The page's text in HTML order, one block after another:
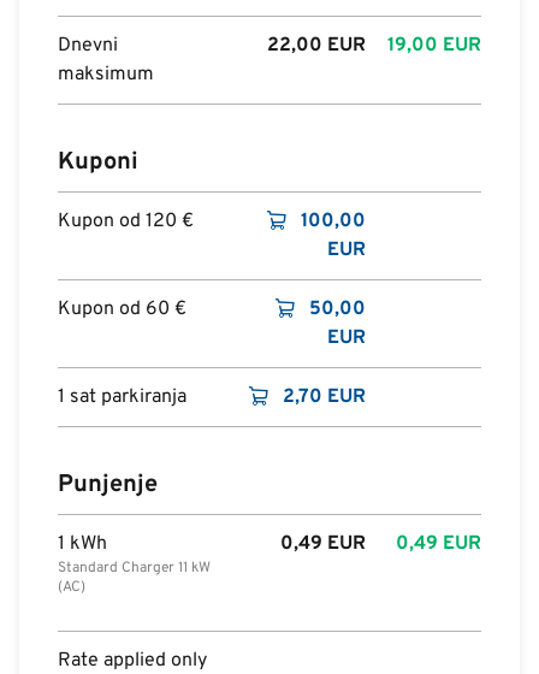
Dnevni
maksimum
22,00 EUR 19,00 EUR
Kuponi
Kupon od 120 €
100,00
EUR
Kupon od 60 €
50,00
EUR
1 sat parkiranja 2,70 EUR
Punjenje
1 kWh
Standard Charger 11 kW
(AC)
0,49 EUR 0,49 EUR
Rate applied only